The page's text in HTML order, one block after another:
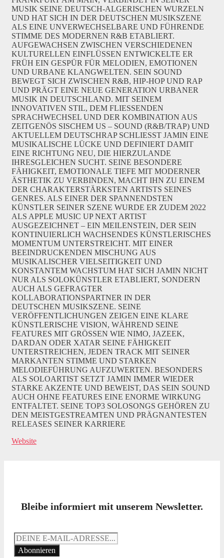
MUSIK SEINE DEUTSCH-ALGERISCHEN WURZELN
UND HAT SICH IN DER DEUTSCHEN MUSIKSZENE
ALS EINE UNVERWECHSELBARE UND FÜHRENDE
STIMME DES MODERNEN R&B ETABLIERT.
AUFGEWACHSEN ZWISCHEN VERSCHIEDENEN
KULTURELLEN EINFLÜSSEN ENTWICKELTE ER
FRÜH EIN GESPÜR FÜR MELODIEN, EMOTIONEN
UND URBANE KLANGWELTEN. SEIN SOUND
BEWEGT SICH ZWISCHEN R&B, HIP-HOP UND RAP
UND PRÄGT EINE NEUE GENERATION URBANER
MUSIK IN DEUTSCHLAND. MIT SEINEM
INNOVATIVEN STIL, DEM FLIESSENDEN
SPRACHWECHSEL UND DER KOMBINATION AUS
ZEITGENÖS SISCHEM US – SOUND (R&B/TRAP) UND
AKTUELLEM DEUTSCHRAP SCHLIESST JAMIN EINE
MUSIKALISCHE LÜCKE UND DEFINIERT DAMIT
EINE RICHTUNG NEU, DIE HIERZULANDE
IHRESGLEICHEN SUCHT. SEINE BESONDERE
FÄHIGKEIT, EMOTIONALE TIEFE MIT MODERNER
ÄSTHETIK ZU VERBINDEN, MACHT IHN ZU EINEM
DER CHARAKTERSTÄRKSTEN ARTISTS SEINES
GENRES. ALS EINER DER SPANNENDSTEN
KÜNSTLER SEINER SZENE WURDE ER ZUDEM 2022
ALS APPLE MUSIC UP NEXT ARTIST
AUSGEZEICHNET – EIN MEILENSTEIN, DER SEIN
KONTINUIERLICH WACHSENDES KÜNSTLERISCHES
MOMENTUM UNTERSTREICHT. MIT EINER
BEEINDRUCKENDEN MISCHUNG AUS
MUSIKALISCHER VIELSEITIGKEIT UND
KONSTANTEM WACHSTUM HAT SICH JAMIN NICHT
NUR ALS SOLOKÜNSTLER ETABLIERT, SONDERN
AUCH ALS GEFRAGTER
KOLLABORATIONSPARTNER IN DER
DEUTSCHEN MUSIKSZENE. SEINE
VERÖFFENTLICHUNGEN ZEIGEN EINE KLARE
KÜNSTLERISCHE VISION, WÄHREND SEINE
FEATURES MIT GRÖSSEN WIE NIMO, JAZEEK,
DARDAN ODER XATAR SEINE FÄHIGKEIT
UNTERSTREICHEN, JEDEN TRACK MIT SEINER
MARKANTEN STIMME UND STARKEN
MELODIEFÜHRUNG AUFZUWERTEN. BESONDERS
ALS SOLOARTIST SETZT JAMIN IMMER WIEDER
STARKE AKZENTE UND BEWEIST, DAS SEIN SOUND
AUCH OHNE FEATURES EINE ENORME WIRKUNG
ENTFALTET. SEINE TOP3 SOLOSONGS GEHÖREN ZU
DEN MEISTGESTREAMTEN UND PRÄGNANTESTEN
RELEASES SEINER KARRIERE
Website
Bleibe informiert mit unserem Newsletter.